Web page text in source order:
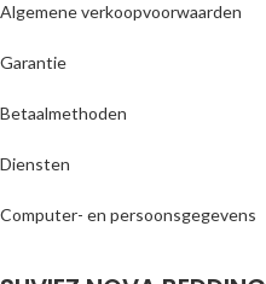
Algemene verkoopvoorwaarden
Garantie
Betaalmethoden
Diensten
Computer- en persoonsgegevens